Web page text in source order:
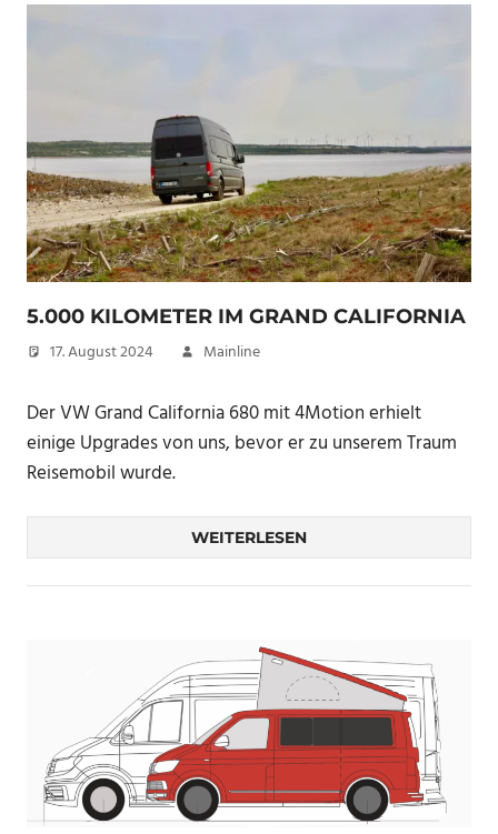
5.000 KILOMETER IM GRAND CALIFORNIA
17. August 2024 Mainline
Der VW Grand California 680 mit 4Motion erhielt
einige Upgrades von uns, bevor er zu unserem Traum
Reisemobil wurde.
WEITERLESEN